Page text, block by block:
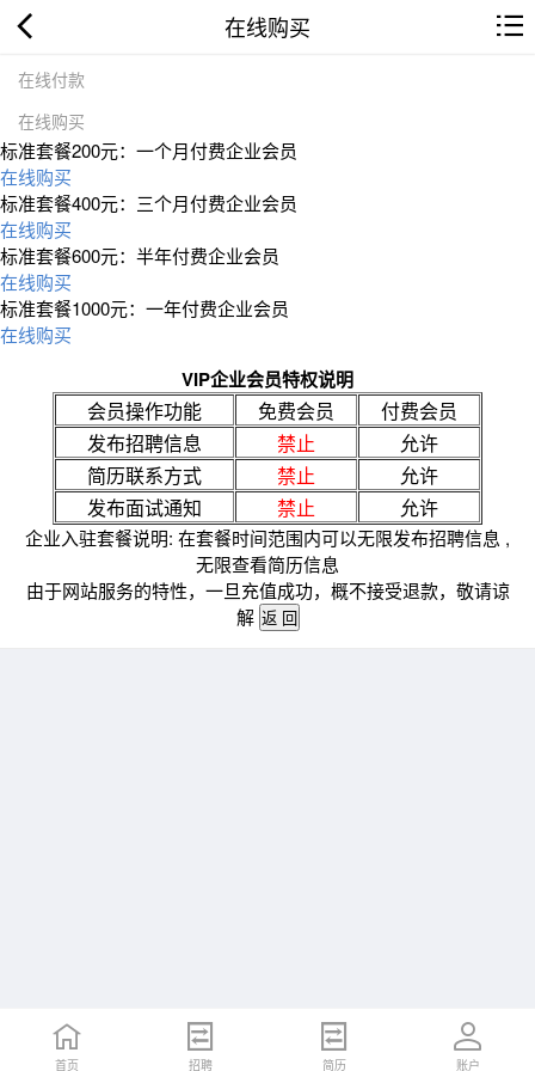
在线购买
在线付款
在线购买
标准套餐200元：一个月付费企业会员
在线购买
标准套餐400元：三个月付费企业会员
在线购买
标准套餐600元：半年付费企业会员
在线购买
标准套餐1000元：一年付费企业会员
在线购买
VIP企业会员特权说明
会员操作功能 免费会员
付费会员
发布招聘信息
禁止
允许
简历联系方式
禁止
允许
发布面试通知
禁止 允许
企业入驻套餐说明: 在套餐时间范围内可以无限发布招聘信息 ,
无限查看简历信息
由于网站服务的特性，一旦充值成功，概不接受退款，敬请谅
解
首页 招聘 简历 账户